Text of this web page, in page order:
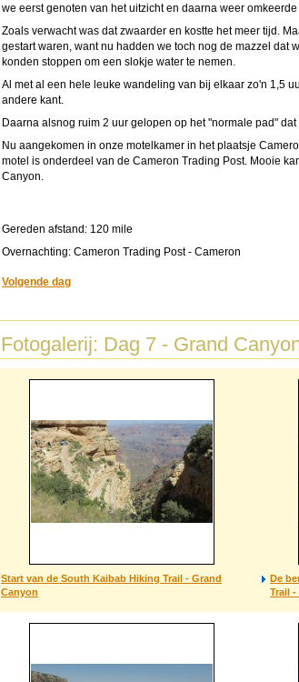
we eerst genoten van het uitzicht en daarna weer
Zoals verwacht was dat zwaarder en kostte het meer tijd.
gestart waren, want nu hadden we toch nog de mazzel dat
konden stoppen om een slokje water te nemen.
Al met al een hele leuke wandeling van bij elkaar zo'n 1,5
andere kant.
Daarna alsnog ruim 2 uur gelopen op het "normale pad"
Nu aangekomen in onze motelkamer in het plaatsje
motel is onderdeel van de Cameron Trading Post. Mooie
Canyon.
Gereden afstand: 120 mile
Overnachting: Cameron Trading Post - Cameron
Volgende dag
Fotogalerij: Dag 7 - Grand
Start van de South Kaibab Hiking Trail - Grand
Canyon
De
Trail -